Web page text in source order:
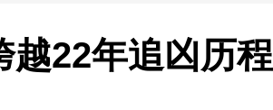
越22年追凶历程